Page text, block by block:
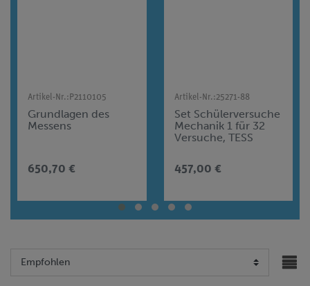
Artikel-Nr.: P2110105
Grundlagen des
Messens
650,70 €
Artikel-Nr.:25271-88
Set Schülerversuche
Mechanik 1 für 32
Versuche, TESS
457,00 €